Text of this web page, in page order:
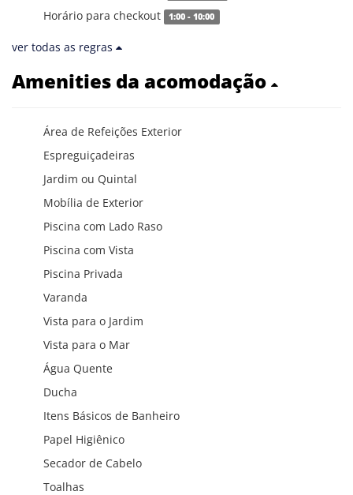
Horário para checkout 1:00 - 10:00
ver todas as regras
Amenities da acomodação
Área de Refeições Exterior
Espreguiçadeiras
Jardim ou Quintal
Mobília de Exterior
Piscina com Lado Raso
Piscina com Vista
Piscina Privada
Varanda
Vista para o Jardim
Vista para o Mar
Água Quente
Ducha
Itens Básicos de Banheiro
Papel Higiênico
Secador de Cabelo
Toalhas